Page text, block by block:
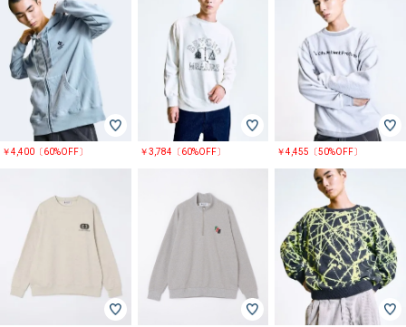
￥4,400〔60%OFF〕 ￥3,784〔60%OFF〕 ￥4,455〔50%OFF〕